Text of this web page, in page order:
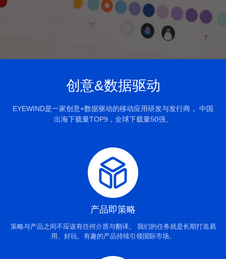
创意&数据驱动
EYEWIND是一家创意+数据驱动的移动应用研发与发行商， 中国
出海下载量TOP9，全球下载量50强。
产品即策略
策略与产品之间不应该有任何介质与翻译。 我们的任务就是长期打造易
用、好玩、有趣的产品持续引领国际市场。